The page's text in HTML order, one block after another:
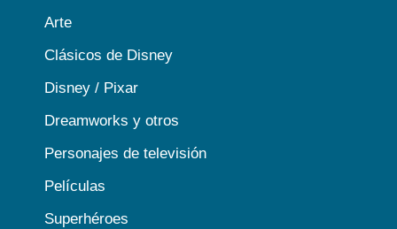
Arte
Clásicos de Disney
Disney / Pixar
Dreamworks y otros
Personajes de televisión
Películas
Superhéroes